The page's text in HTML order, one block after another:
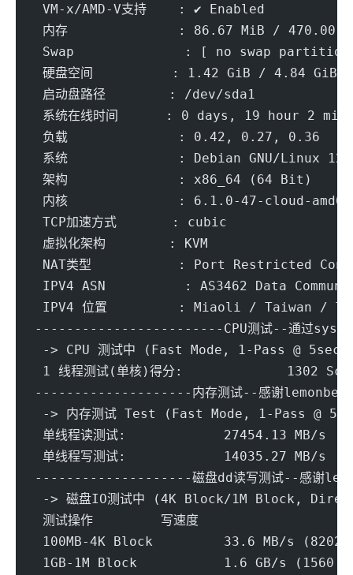
VM-x/AMD-V支持    : ✔ Enabled
内存              : 86.67 MiB / 470.00
Swap              : [ no swap partition
硬盘空间          : 1.42 GiB / 4.84 GiB
启动盘路径        : /dev/sda1
系统在线时间      : 0 days, 19 hour 2 min
负载              : 0.42, 0.27, 0.36
系统              : Debian GNU/Linux 12
架构              : x86_64 (64 Bit)
内核              : 6.1.0-47-cloud-amd64
TCP加速方式       : cubic
虚拟化架构        : KVM
NAT类型           : Port Restricted Cone
IPV4 ASN          : AS3462 Data
IPV4 位置         : Miaoli / Taiwan / TW
------------------------CPU测试--通过
-> CPU 测试中 (Fast Mode, 1-Pass @ 5sec)
1 线程测试(单核)得分: 		1302
--------------------内存测试--感谢
-> 内存测试 Test (Fast Mode, 1-Pass @
单线程读测试:		27454.13 MB/s
单线程写测试:		14035.27 MB/s
--------------------磁盘dd读写测试--感谢
-> 磁盘IO测试中 (4K Block/1M Block,
测试操作		写速度
100MB-4K Block		33.6 MB/s
1GB-1M Block		1.6 GB/s (1560